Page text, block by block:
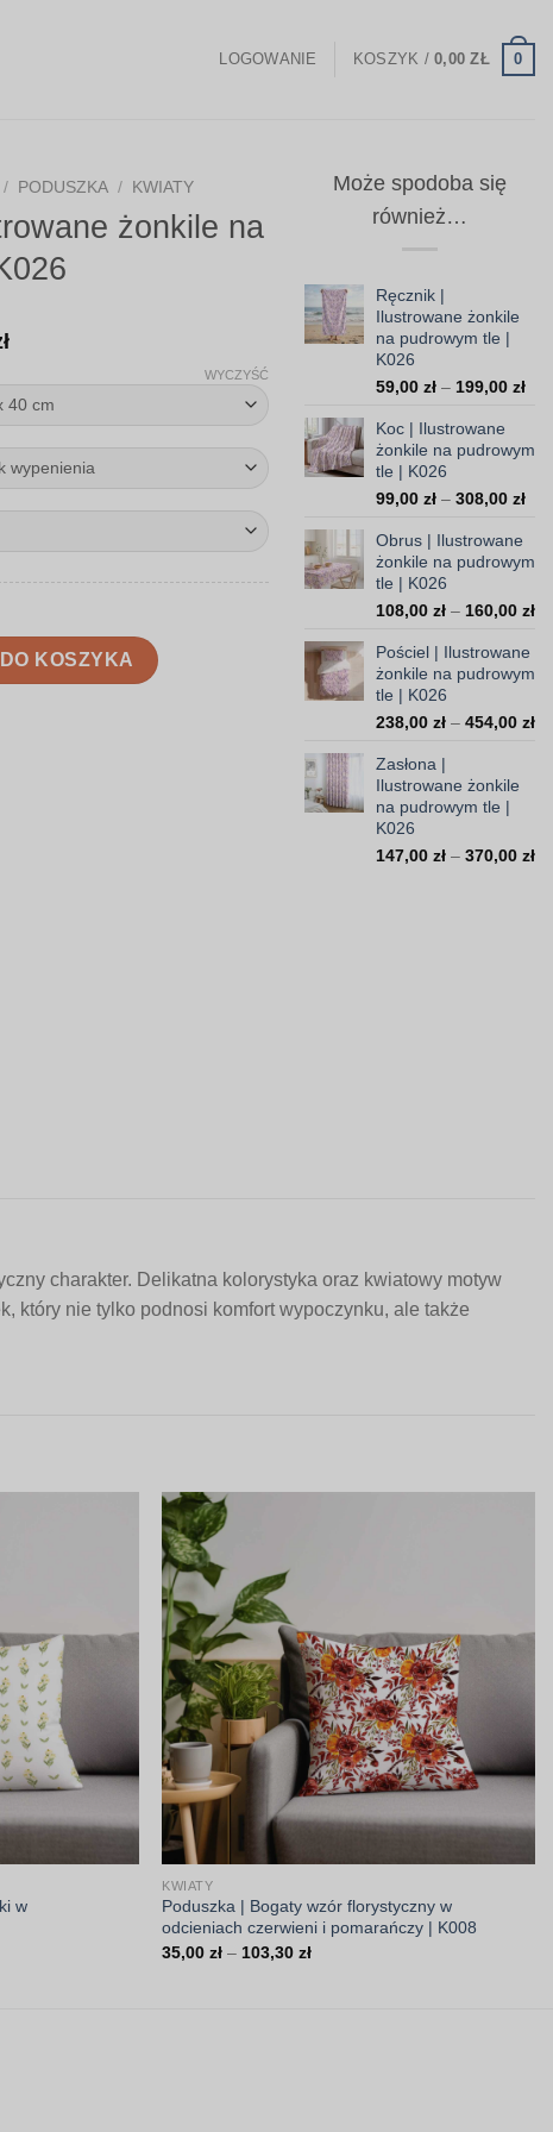
LOGOWANIE KOSZYK /0,00ZŁ 0
/ PODUSZKA / KWIATY
żonkile na
Zakres
od
35,00 zł
do
103,30 zł
WYCZYŚĆ
na pudrowym tle | K026
KOSZYKA
Może spodoba się
również…
Ręcznik |
Ilustrowane żonkile
na pudrowym tle |
K026
59,00 zł – 199,00 zł
Koc | Ilustrowane
żonkile na pudrowym
tle | K026
99,00 zł – 308,00 zł
Obrus | Ilustrowane
żonkile na pudrowym
tle | K026
108,00 zł – 160,00 zł
Pościel | Ilustrowane
żonkile na pudrowym
tle | K026
238,00 zł – 454,00 zł
Zasłona |
Ilustrowane żonkile
na pudrowym tle |
K026
147,00 zł – 370,00 zł
charakter. Delikatna kolorystyka oraz kwiatowy motyw
który nie tylko podnosi komfort wypoczynku, ale także
w
KWIATY
Poduszka | Bogaty wzór florystyczny w
odcieniach czerwieni i pomarańczy | K008
35,00zł – 103,30złZakres